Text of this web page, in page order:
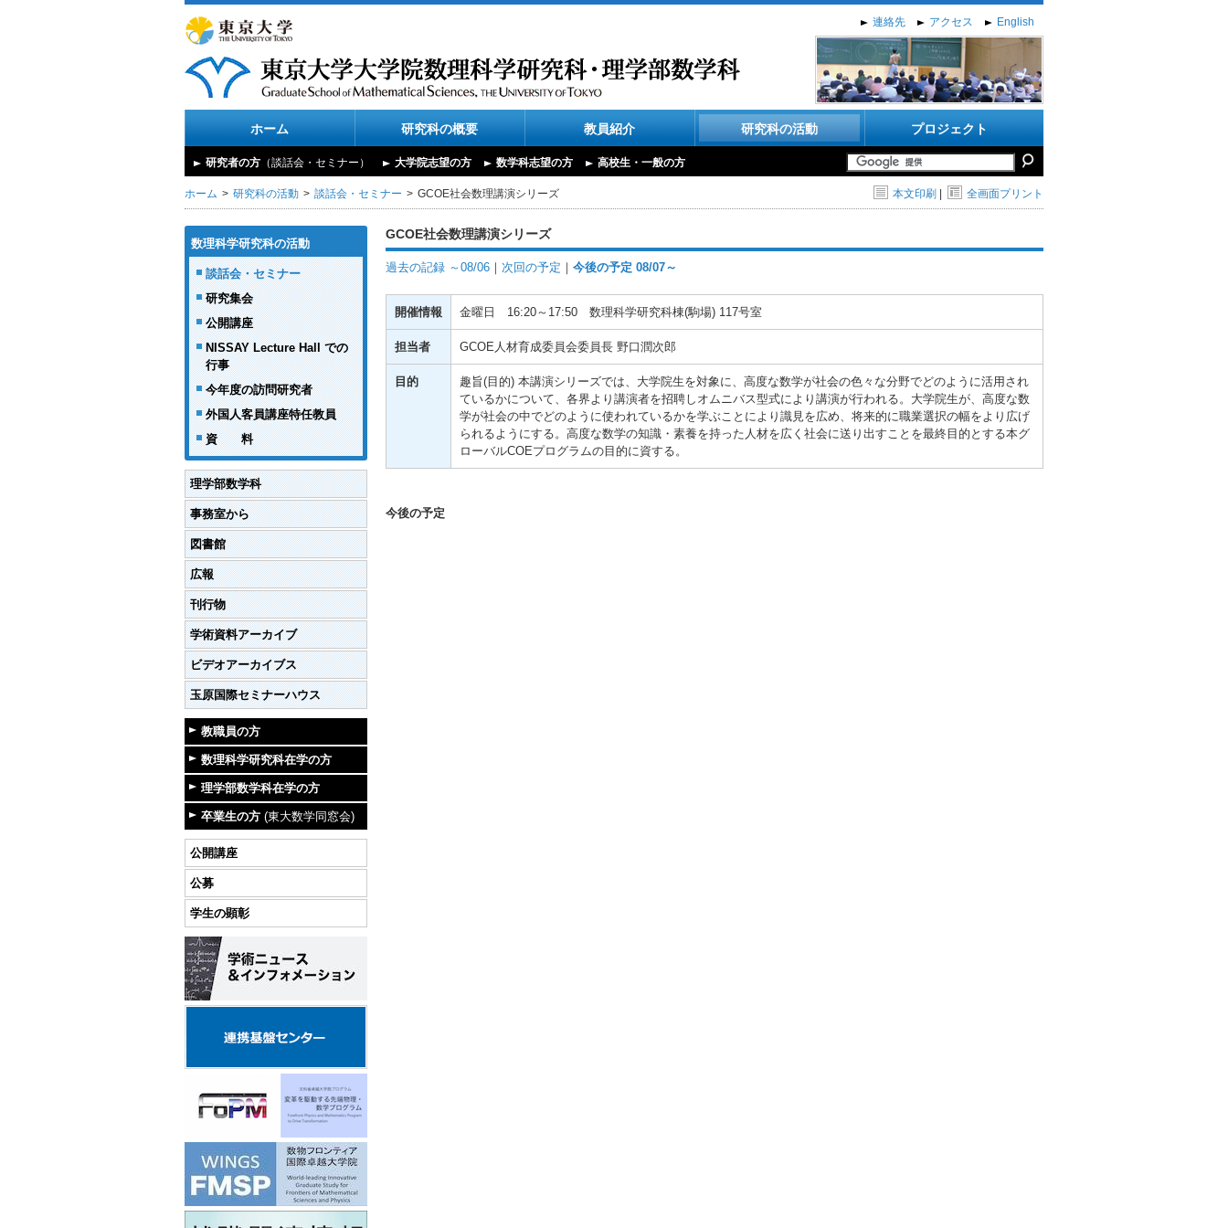
連絡先 アクセス English
ホーム 研究科の概要 教員紹介 研究科の活動 プロジェクト
研究者の方 （談話会・セミナー） 大学院志望の方 数学科志望の方 高校生・一般の方
ホーム 研究科の活動 談話会・セミナー GCOE社会数理講演シリーズ 本文印刷 全画面プリント
数理科学研究科の活動
談話会・セミナー
研究集会
公開講座
NISSAY Lecture Hall での
行事
今年度の訪問研究者
外国人客員講座特任教員
資 料
理学部数学科
事務室から
図書館
広報
刊行物
学術資料アーカイブ
ビデオアーカイブス
玉原国際セミナーハウス
教職員の方
数理科学研究科在学の方
理学部数学科在学の方
卒業生の方 (東大数学同窓会)
公開講座
公募
学生の顕彰
GCOE社会数理講演シリーズ
過去の記録 ～08/06 ｜ 次回の予定 ｜ 今後の予定 08/07～
開催情報 金曜日 16:20～17:50 数理科学研究科棟(駒場) 117号室
担当者 GCOE人材育成委員会委員長 野口潤次郎
目的
趣旨(目的) 本講演シリーズでは、大学院生を対象に、高度な数学が社会の色々な分野でどのように活用され
ているかについて、各界より講演者を招聘しオムニバス型式により講演が行われる。大学院生が、高度な数
学が社会の中でどのように使われているかを学ぶことにより識見を広め、将来的に職業選択の幅をより広げ
られるようにする。高度な数学の知識・素養を持った人材を広く社会に送り出すことを最終目的とする本グ
ローバルCOEプログラムの目的に資する。
今後の予定